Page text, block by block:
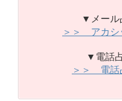
▼メール
＞＞ アカシ
▼電話
＞＞ 電話